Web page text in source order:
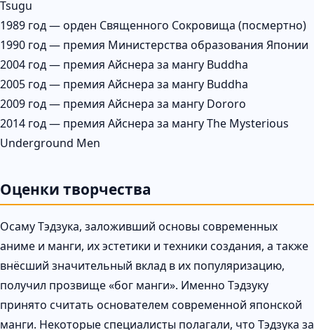
Tsugu
1989 год — орден Священного Сокровища (посмертно)
1990 год — премия Министерства образования Японии
2004 год — премия Айснера за мангу Buddha
2005 год — премия Айснера за мангу Buddha
2009 год — премия Айснера за мангу Dororo
2014 год — премия Айснера за мангу The Mysterious
Underground Men
Оценки творчества
Осаму Тэдзука, заложивший основы современных
аниме и манги, их эстетики и техники создания, а также
внёсший значительный вклад в их популяризацию,
получил прозвище «бог манги». Именно Тэдзуку
принято считать основателем современной японской
манги. Некоторые специалисты полагали, что Тэдзука за